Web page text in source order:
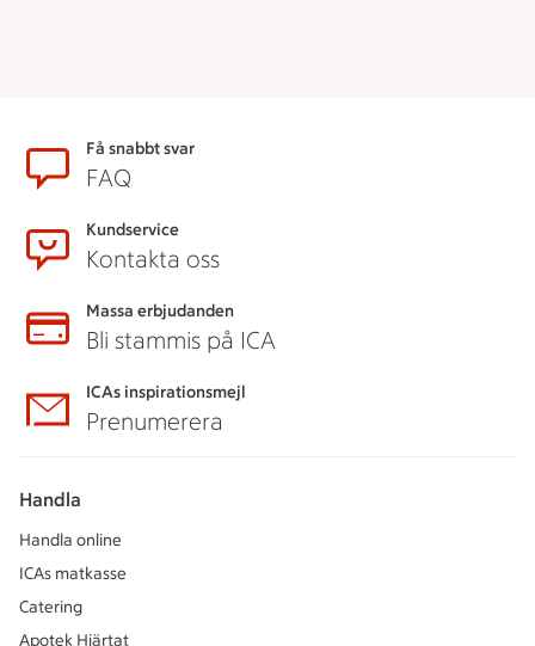
SidfotFå snabbt svar
FAQ
Kundservice
Kontakta oss
Massa erbjudanden
Bli stammis på ICA
ICAs inspirationsmejl
Prenumerera
Handla
Handla online
ICAs matkasse
Catering
Apotek Hjärtat